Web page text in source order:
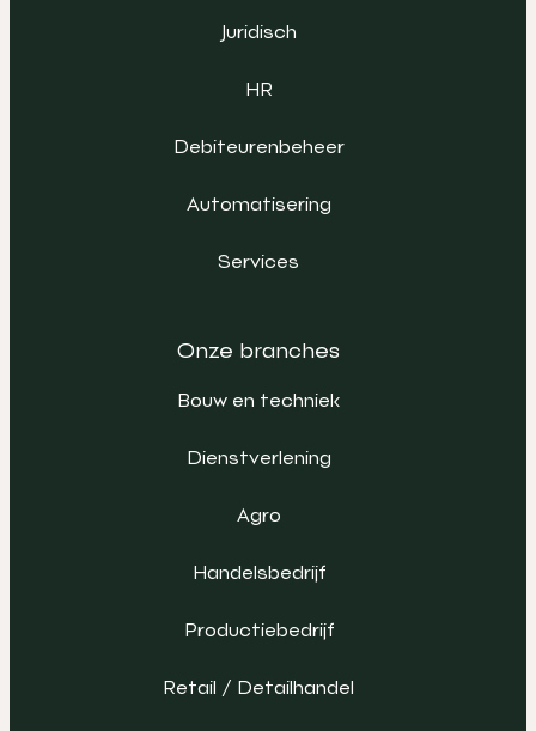
Juridisch
HR
Debiteurenbeheer
Automatisering
Services
Onze branches
Bouw en techniek
Dienstverlening
Agro
Handelsbedrijf
Productiebedrijf
Retail / Detailhandel